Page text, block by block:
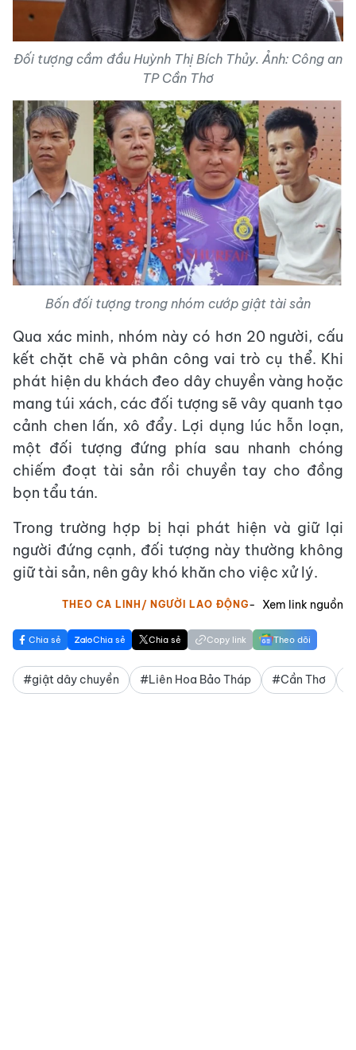
Đối tượng cầm đầu Huỳnh Thị Bích Thủy. Ảnh: Công an
TP Cần Thơ
Bốn đối tượng trong nhóm cướp giật tài sản
Qua xác minh, nhóm này có hơn 20 người, cấu
kết chặt chẽ và phân công vai trò cụ thể. Khi
phát hiện du khách đeo dây chuyền vàng hoặc
mang túi xách, các đối tượng sẽ vây quanh tạo
cảnh chen lấn, xô đẩy. Lợi dụng lúc hỗn loạn,
một đối tượng đứng phía sau nhanh chóng
chiếm đoạt tài sản rồi chuyền tay cho đồng
bọn tẩu tán.
Trong trường hợp bị hại phát hiện và giữ lại
người đứng cạnh, đối tượng này thường không
giữ tài sản, nên gây khó khăn cho việc xử lý.
THEO CA LINH/ NGƯỜI LAO ĐỘNG Xem link nguồn
Chia sẻ Chia sẻ Chia sẻ Copy link Theo dõi
#giật dây chuyền #Liên Hoa Bảo Tháp #Cần Thơ